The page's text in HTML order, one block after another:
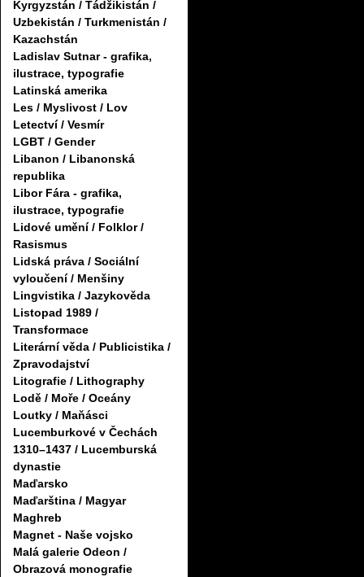
Kyrgyzstán / Tádžikistán /
Uzbekistán / Turkmenistán /
Kazachstán
Ladislav Sutnar - grafika,
ilustrace, typografie
Latinská amerika
Les / Myslivost / Lov
Letectví / Vesmír
LGBT / Gender
Libanon / Libanonská
republika
Libor Fára - grafika,
ilustrace, typografie
Lidové umění / Folklor /
Rasismus
Lidská práva / Sociální
vyloučení / Menšiny
Lingvistika / Jazykověda
Listopad 1989 /
Transformace
Literární věda / Publicistika /
Zpravodajství
Litografie / Lithography
Lodě / Moře / Oceány
Loutky / Maňásci
Lucemburkové v Čechách
1310–1437 / Lucemburská
dynastie
Maďarsko
Maďarština / Magyar
Maghreb
Magnet - Naše vojsko
Malá galerie Odeon /
Obrazová monografie